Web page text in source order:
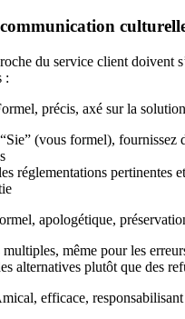
du service client doivent
:
précis, axé sur la solution
(vous formel), fournissez
réglementations pertinentes
apologétique,
multiples, même pour les
alternatives plutôt que des
efficace, responsabilisant